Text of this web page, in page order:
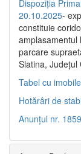
Dispoziția
20.10.2025-
constituie
amplasamentul
parcare
Slatina, Județul
Tabel cu
Hotărâri de
Anunțul nr.